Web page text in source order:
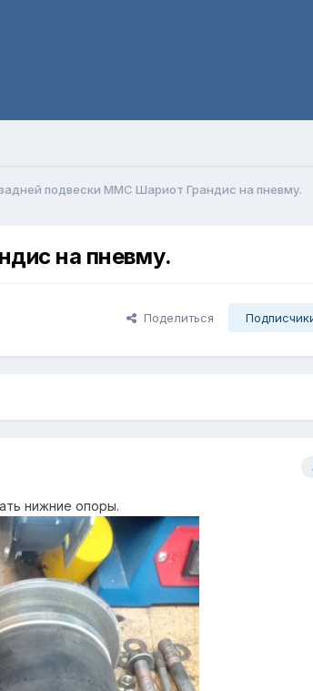
подвески ММС Шариот Грандис на пневму.
на пневму.
Поделиться
нижние опоры.